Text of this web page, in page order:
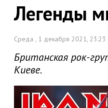
Легенды
Среда , 1 декабря 2021, 23:23
Британская рок-
Киеве.